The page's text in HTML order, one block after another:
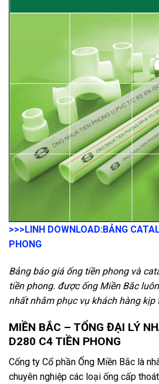
>>>LINH DOWNLOAD:BẢNG
PHONG
Bảng báo giá ống tiền phong và
tiền phong. được ống Miền Băc
nhất nhằm phục vụ khách hàng kịp
MIỀN BẮC – TỔNG ĐẠI LÝ
D280 C4 TIỀN PHONG
Cống ty Cổ phần Ống Miền Bắc là
chuyên nghiệp các loại ống cấp